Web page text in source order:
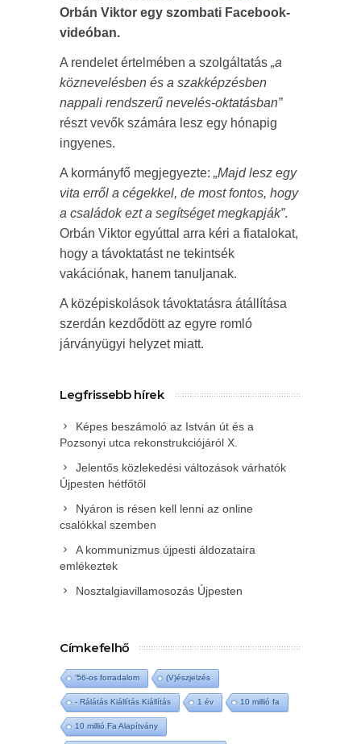
Orbán Viktor egy szombati Facebook-
videóban.
A rendelet értelmében a szolgáltatás „a
köznevelésben és a szakképzésben
nappali rendszerű nevelés-oktatásban”
részt vevők számára lesz egy hónapig
ingyenes.
A kormányfő megjegyezte: „Majd lesz egy
vita erről a cégekkel, de most fontos, hogy
a családok ezt a segítséget megkapják”.
Orbán Viktor egyúttal arra kéri a fiatalokat,
hogy a távoktatást ne tekintsék
vakációnak, hanem tanuljanak.
A középiskolások távoktatásra átállítása
szerdán kezdődött az egyre romló
járványügyi helyzet miatt.
Legfrissebb hírek
Képes beszámoló az István út és a
Pozsonyi utca rekonstrukciójáról X.
Jelentős közlekedési változások várhatók
Újpesten hétfőtől
Nyáron is résen kell lenni az online
csalókkal szemben
A kommunizmus újpesti áldozataira
emlékeztek
Nosztalgiavillamosozás Újpesten
Címkefelhő
'56-os forradalom (V)észjelzés
- Rálátás Kiállítás Kiállítás 1 év 10 millió fa
10 millió Fa Alapítvány